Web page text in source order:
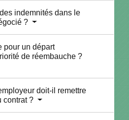
indemnités dans le
?
pour un départ
de réembauche ?
doit-il remettre
contrat ?